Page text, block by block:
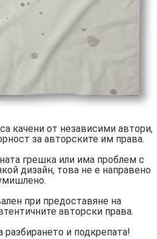
качени от независими автори,
за авторските им права.
грешка или има проблем с
дизайн, това не е направено
при предоставяне на
авторски права.
и подкрепата!